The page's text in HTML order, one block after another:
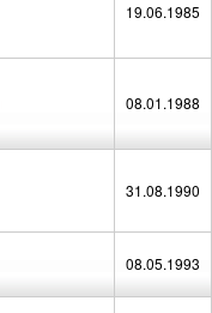
19.06.1985
08.01.1988
31.08.1990
08.05.1993